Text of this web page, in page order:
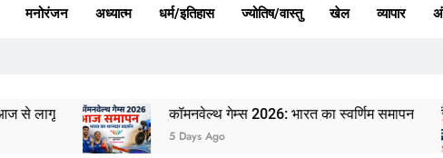
मनोरंजन अध्यात्म धर्म/इतिहास ज्योतिष/वास्तु खेल व्यापार
कॉमनवेल्थ गेम्स 2026: भारत का स्वर्णिम समापन
5 Days Ago